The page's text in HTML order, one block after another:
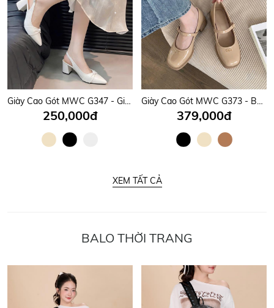
Giày Cao Gót MWC G347 - Giày Gót Vuông 7P Dáng Basic, Mũi Nhọn Phối Quai Nơ Tiểu Thư, Nữ Tính, Sang Trọng.
250,000đ
Giày Cao Gót MWC G373 - Búp Bê Cao Gót Thanh Lịch, Quai Ngang Mảnh Phối Khoá Chữ Kim Loại Sang, Xịn, Mịn.
379,000đ
XEM TẤT CẢ
BALO THỜI TRANG